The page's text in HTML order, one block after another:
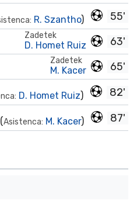
55'
R. Szantho)
63'
Zadetek
D. Homet Ruiz
65'
Zadetek
M. Kacer
82'
D. Homet Ruiz)
87'
(Asistenca: M. Kacer)